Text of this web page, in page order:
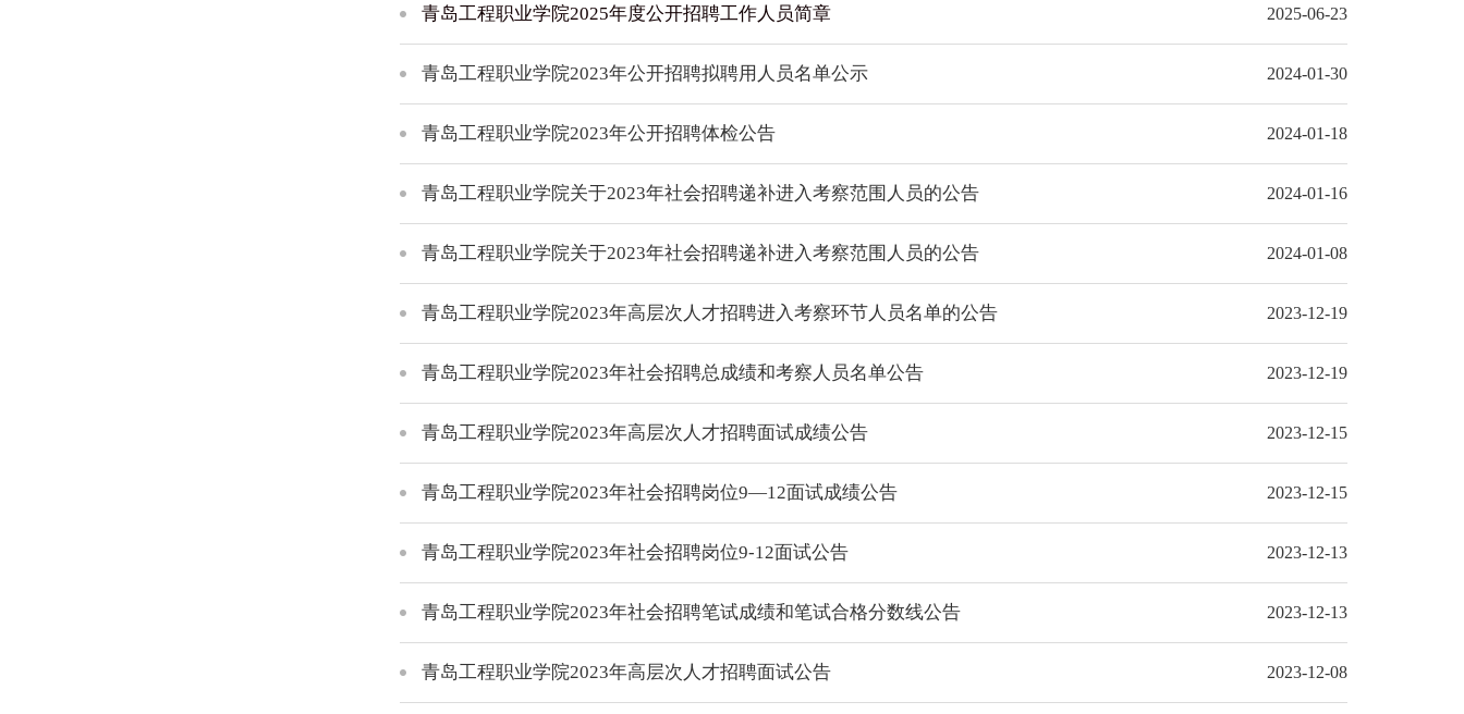
青岛工程职业学院2025年度公开招聘工作人员简章 2025-06-23
青岛工程职业学院2023年公开招聘拟聘用人员名单公示 2024-01-30
青岛工程职业学院2023年公开招聘体检公告 2024-01-18
青岛工程职业学院关于2023年社会招聘递补进入考察范围人员的公告 2024-01-16
青岛工程职业学院关于2023年社会招聘递补进入考察范围人员的公告 2024-01-08
青岛工程职业学院2023年高层次人才招聘进入考察环节人员名单的公告 2023-12-19
青岛工程职业学院2023年社会招聘总成绩和考察人员名单公告 2023-12-19
青岛工程职业学院2023年高层次人才招聘面试成绩公告 2023-12-15
青岛工程职业学院2023年社会招聘岗位9—12面试成绩公告 2023-12-15
青岛工程职业学院2023年社会招聘岗位9-12面试公告 2023-12-13
青岛工程职业学院2023年社会招聘笔试成绩和笔试合格分数线公告 2023-12-13
青岛工程职业学院2023年高层次人才招聘面试公告 2023-12-08